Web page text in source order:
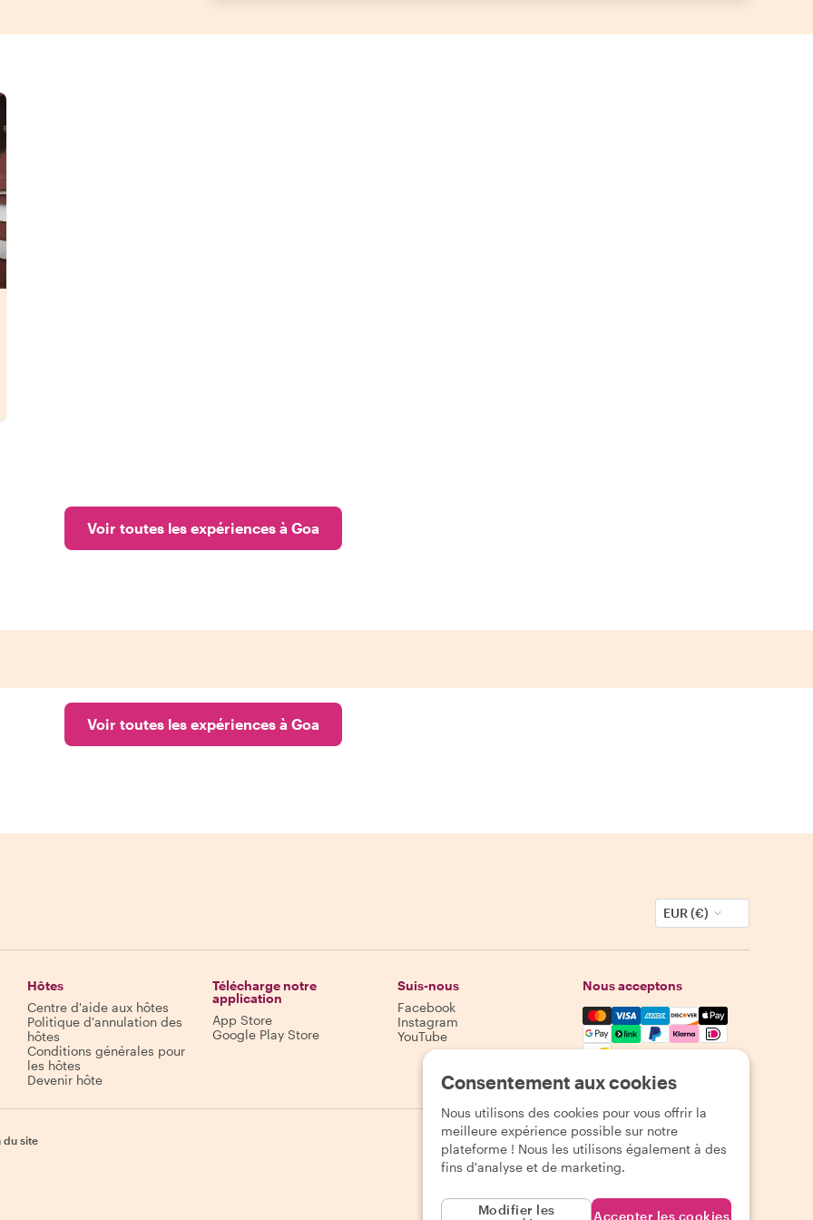
Voir toutes les expériences à Goa
Voir toutes les expériences à Goa
EUR (€)
Hôtes
Centre d'aide aux hôtes
Politique d'annulation des
hôtes
Conditions générales pour
les hôtes
Devenir hôte
Télécharge notre
application
App Store
Google Play Store
Suis-nous
Facebook
Instagram
YouTube
Nous acceptons
Mastercard, Visa, Amex,
du site
Consentement aux cookies
Nous utilisons des cookies pour vous offrir la
meilleure expérience possible sur notre
plateforme ! Nous les utilisons également à des
fins d'analyse et de marketing.
Modifier les
Accepter les cookies